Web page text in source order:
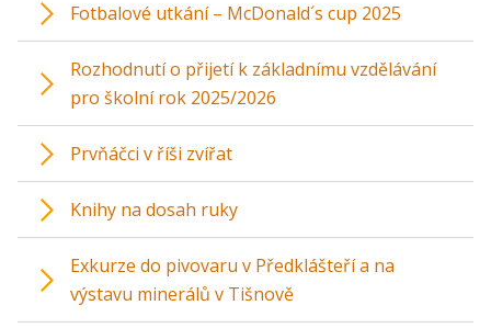
Fotbalové utkání – McDonald´s cup 2025
Rozhodnutí o přijetí k základnímu vzdělávání
pro školní rok 2025/2026
Prvňáčci v říši zvířat
Knihy na dosah ruky
Exkurze do pivovaru v Předklášteří a na
výstavu minerálů v Tišnově